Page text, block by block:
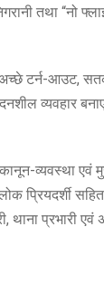
तथा “नो
टर्न-आउट,
व्यवहार
व्यवस्था एवं
प्रियदर्शी
थाना प्रभारी एवं